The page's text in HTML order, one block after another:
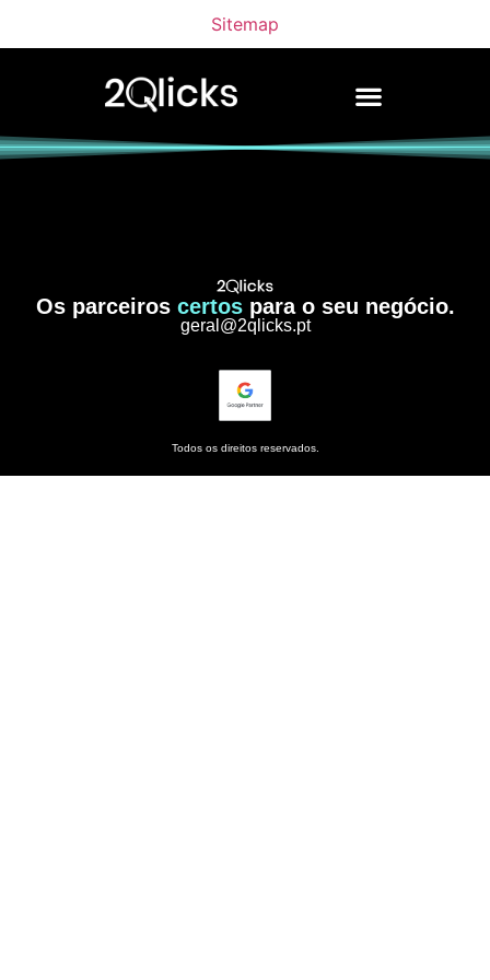
Sitemap
Os parceiros certospara o seu negócio.
geral@2qlicks.pt
Todos os direitos reservados.